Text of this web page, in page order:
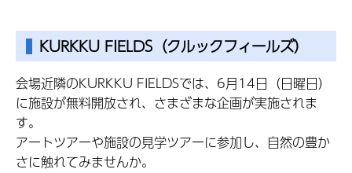
KURKKU FIELDS（クルックフィールズ）
会場近隣のKURKKU FIELDSでは、6月14日（日曜日）
に施設が無料開放され、さまざまな企画が実施されま
す。
アートツアーや施設の見学ツアーに参加し、自然の豊か
さに触れてみませんか。